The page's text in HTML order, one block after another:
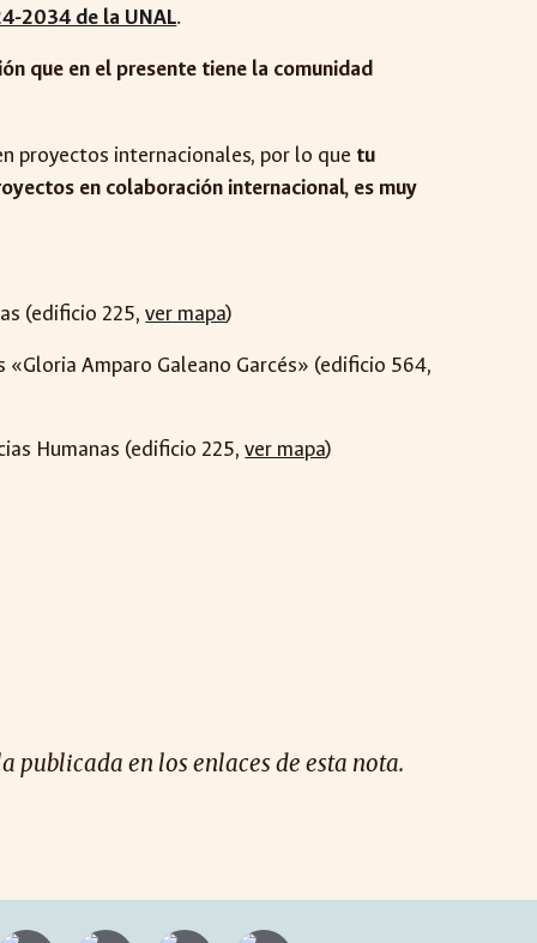
2034 de la UNAL.
que en el presente tiene la comunidad
proyectos internacionales, por lo que tu
en colaboración internacional, es muy
(edificio 225,ver mapa)
«Gloria Amparo Galeano Garcés» (edificio 564,
Humanas (edificio 225,ver mapa)
en los enlaces de esta nota.